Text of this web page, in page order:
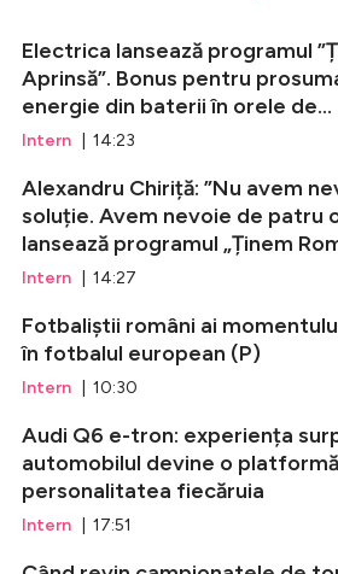
Electrica lansează programul
Aprinsă”. Bonus pentru
energie din baterii în orele de...
Intern | 14:23
Alexandru Chiriță: ”Nu avem
soluție. Avem nevoie de patru
lansează programul „Ținem
Intern | 14:27
Fotbaliștii români ai
în fotbalul european (P)
Intern | 10:30
Audi Q6 e-tron: experiența
automobilul devine o
personalitatea fiecăruia
Intern | 17:51